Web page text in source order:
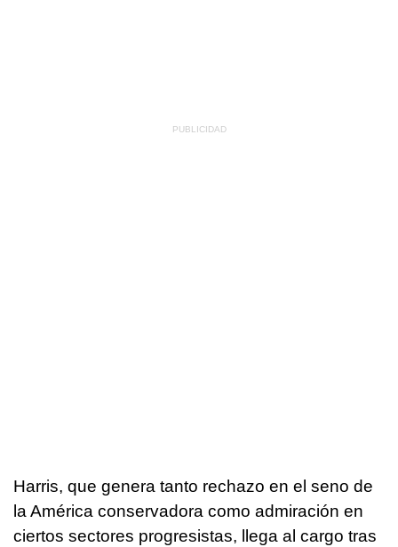
Harris, que genera tanto rechazo en el seno de
la América conservadora como admiración en
ciertos sectores progresistas, llega al cargo tras